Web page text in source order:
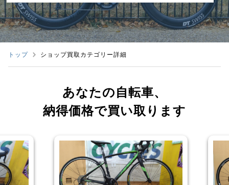
トップ ショップ買取カテゴリー詳細
あなたの自転車、
納得価格で買い取ります